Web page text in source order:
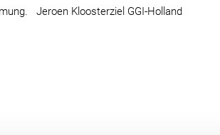
Jeroen Kloosterziel GGI-Holland